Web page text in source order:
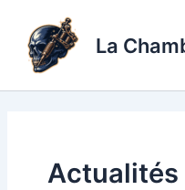
contenu
La
Actualités